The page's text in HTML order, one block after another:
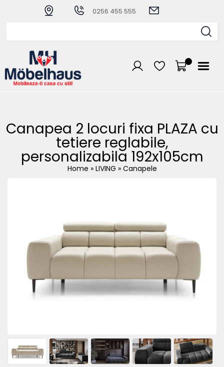
0256 455 555
Canapea 2 locuri fixa PLAZA cu
tetiere reglabile,
personalizabila 192x105cm
Home » LIVING » Canapele